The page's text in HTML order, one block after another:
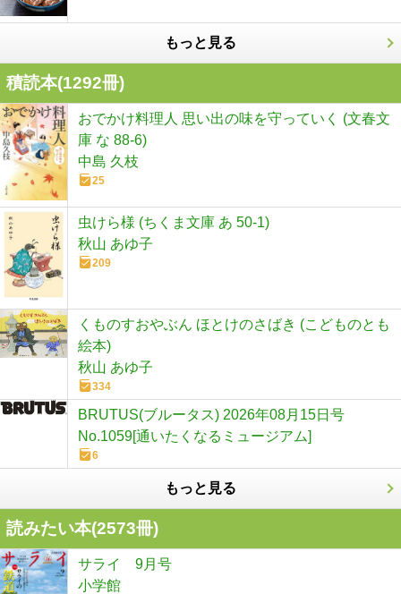
もっと見る
積読本(1292冊)
おでかけ料理人 思い出の味を守っていく (文春文
庫 な 88-6)
中島 久枝
25
虫けら様 (ちくま文庫 あ 50-1)
秋山 あゆ子
209
くものすおやぶん ほとけのさばき (こどものとも
絵本)
秋山 あゆ子
334
BRUTUS(ブルータス) 2026年08月15日号
No.1059[通いたくなるミュージアム]
6
もっと見る
読みたい本(2573冊)
サライ 9月号
小学館